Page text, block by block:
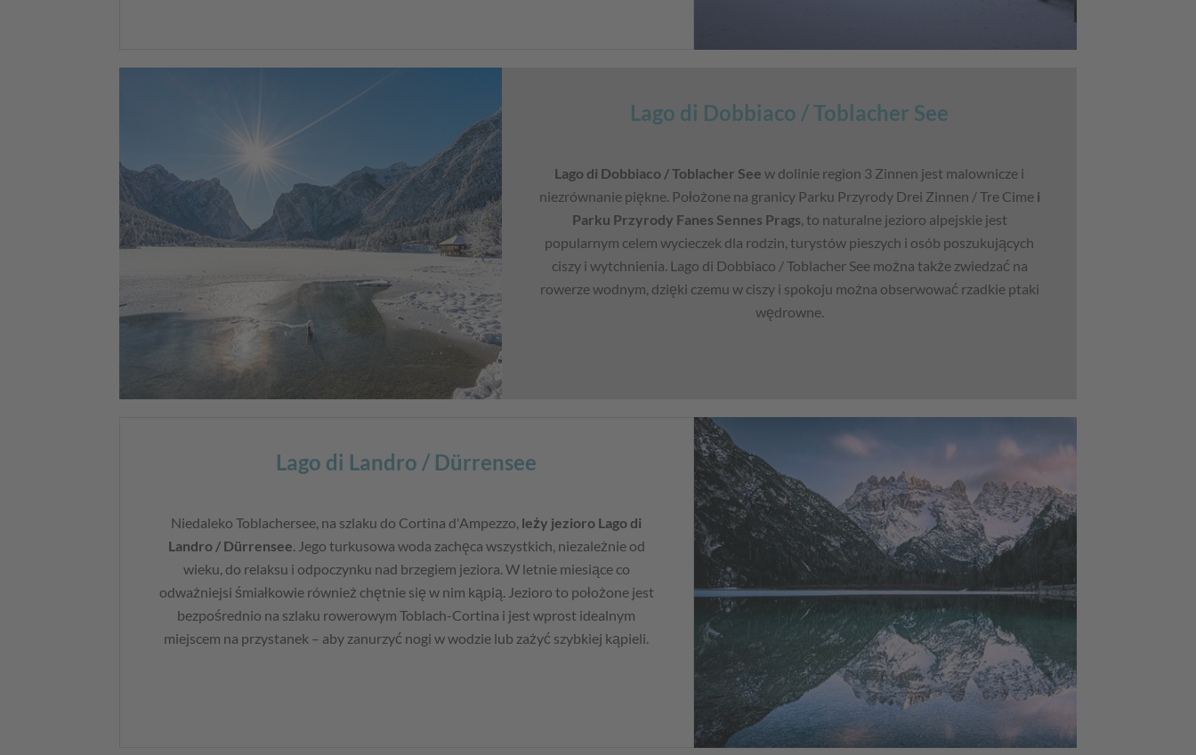
Lago di Dobbiaco / Toblacher See
Lago di Dobbiaco / Toblacher See w dolinie region 3 Zinnen jest malownicze i
niezrównanie piękne. Położone na granicy Parku Przyrody Drei Zinnen / Tre Cime i
Parku Przyrody Fanes Sennes Prags, to naturalne jezioro alpejskie jest
popularnym celem wycieczek dla rodzin, turystów pieszych i osób poszukujących
ciszy i wytchnienia. Lago di Dobbiaco / Toblacher See można także zwiedzać na
rowerze wodnym, dzięki czemu w ciszy i spokoju można obserwować rzadkie ptaki
wędrowne.
Lago di Landro / Dürrensee
Niedaleko Toblachersee, na szlaku do Cortina d'Ampezzo, leży jezioro Lago di
Landro / Dürrensee. Jego turkusowa woda zachęca wszystkich, niezależnie od
wieku, do relaksu i odpoczynku nad brzegiem jeziora. W letnie miesiące co
odważniejsi śmiałkowie również chętnie się w nim kąpią. Jezioro to położone jest
bezpośrednio na szlaku rowerowym Toblach-Cortina i jest wprost idealnym
miejscem na przystanek – aby zanurzyć nogi w wodzie lub zażyć szybkiej kąpieli.